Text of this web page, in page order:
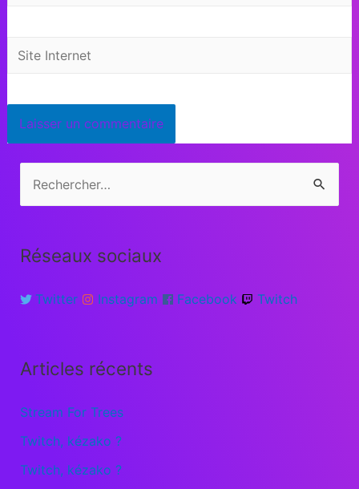
Réseaux sociaux
Twitter Instagram Facebook Twitch
Articles récents
Stream For Trees
Twitch, kézako ?
Twitch, kézako ?